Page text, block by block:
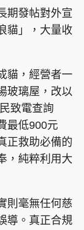
期發帖對外宣
貓」，大量收
貓，經營者一
玻璃屋，改以
致電查詢
最低900元
正救助必備的
，純粹利用大
則毫無任何慈
導。真正合規